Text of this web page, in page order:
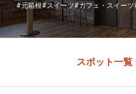
#元箱根#スイーツ#カフェ・スイーツ
#友人グループで#グルメ
スポット一覧